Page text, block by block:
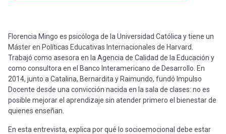
Florencia Mingo es psicóloga de la Universidad Católica y tiene un
Máster en Políticas Educativas Internacionales de Harvard.
Trabajó como asesora en la Agencia de Calidad de la Educación y
como consultora en el Banco Interamericano de Desarrollo. En
2014, junto a Catalina, Bernardita y Raimundo, fundó Impulso
Docente desde una convicción nacida en la sala de clases: no es
posible mejorar el aprendizaje sin atender primero el bienestar de
quienes enseñan.
En esta entrevista, explica por qué lo socioemocional debe estar